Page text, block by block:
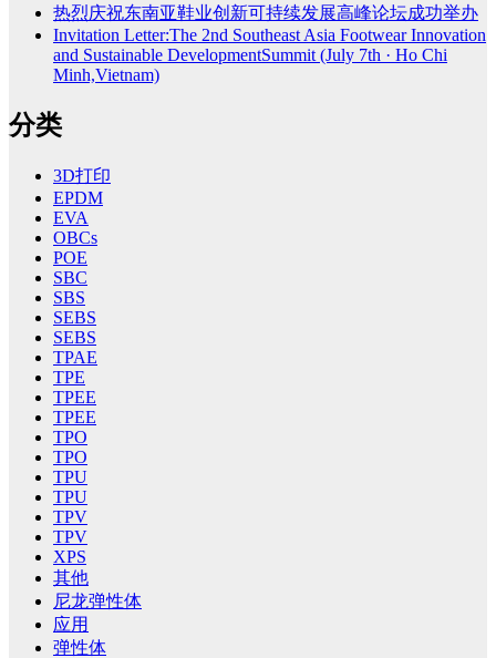
热烈庆祝东南亚鞋业创新可持续发展高峰论坛成功举办
Invitation Letter:The 2nd Southeast Asia Footwear Innovation
and Sustainable DevelopmentSummit (July 7th · Ho Chi
Minh,Vietnam)
分类
3D打印
EPDM
EVA
OBCs
POE
SBC
SBS
SEBS
SEBS
TPAE
TPE
TPEE
TPEE
TPO
TPO
TPU
TPU
TPV
TPV
XPS
其他
尼龙弹性体
应用
弹性体